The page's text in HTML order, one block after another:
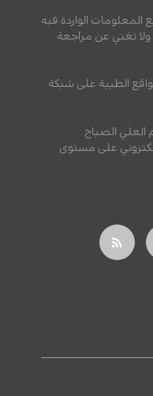
المعلومات الواردة فيه
تغني عن مراجعة
الطبية على شبكة
الصباح
على مستوى